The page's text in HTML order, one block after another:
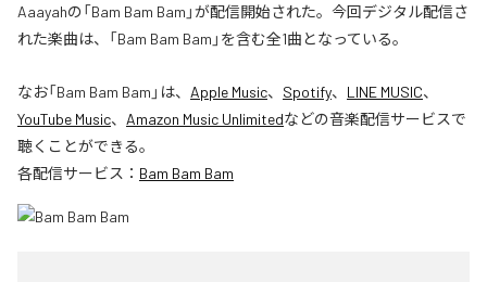
Aaayahの「Bam Bam Bam」が配信開始された。今回デジタル配信さ
れた楽曲は、「Bam Bam Bam」を含む全1曲となっている。
なお「Bam Bam Bam 」は、 Apple Music、 Spotify、 LINE MUSIC、
YouTube Music、 Amazon Music Unlimitedなどの音楽配信サービスで
聴くことができる。
各配信サービス： Bam Bam Bam